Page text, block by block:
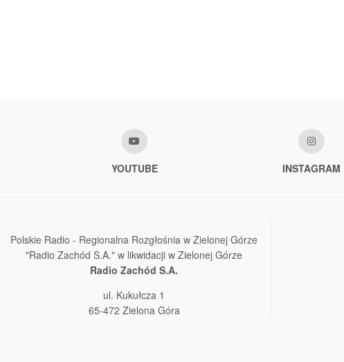
YOUTUBE INSTAGRAM
Polskie Radio - Regionalna Rozgłośnia w Zielonej Górze
"Radio Zachód S.A." w likwidacji w Zielonej Górze
Radio Zachód S.A.
ul. Kukułcza 1
65-472 Zielona Góra